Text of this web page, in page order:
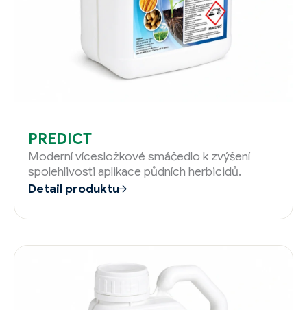
PREDICT
Moderní vícesložkové smáčedlo k zvýšení
spolehlivosti aplikace půdních herbicidů.
Detail produktu